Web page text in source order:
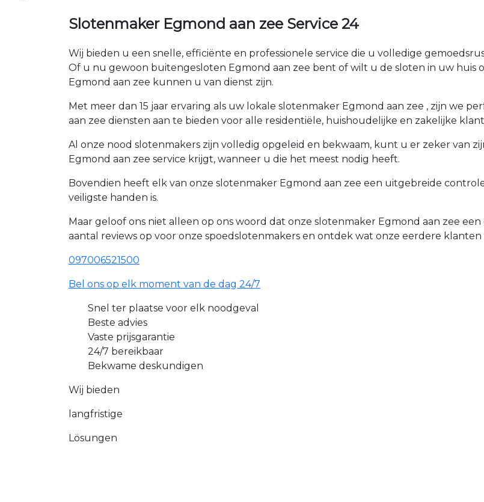
Slotenmaker Egmond aan zee Service 24
Wij bieden u een snelle, efficiënte en professionele service die u volledige
Of u nu gewoon buitengesloten Egmond aan zee bent of wilt u de sloten in uw huis
Egmond aan zee kunnen u van dienst zijn.
Met meer dan 15 jaar ervaring als uw lokale slotenmaker Egmond aan zee , zijn we
aan zee diensten aan te bieden voor alle residentiële, huishoudelijke en zakelijke
Al onze nood slotenmakers zijn volledig opgeleid en bekwaam, kunt u er zeker van
Egmond aan zee service krijgt, wanneer u die het meest nodig heeft.
Bovendien heeft elk van onze slotenmaker Egmond aan zee een uitgebreide
veiligste handen is.
Maar geloof ons niet alleen op ons woord dat onze slotenmaker Egmond aan zee
aantal reviews op voor onze spoedslotenmakers en ontdek wat onze eerdere
097006521500
Bel ons op elk moment van de dag 24/7
Snel ter plaatse voor elk noodgeval
Beste advies
Vaste prijsgarantie
24/7 bereikbaar
Bekwame deskundigen
Wij bieden
langfristige
Lösungen